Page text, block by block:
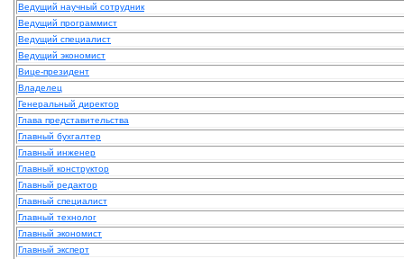
Ведущий научный сотрудник
Ведущий программист
Ведущий специалист
Ведущий экономист
Вице-президент
Владелец
Генеральный директор
Глава представительства
Главный бухгалтер
Главный инженер
Главный конструктор
Главный редактор
Главный специалист
Главный технолог
Главный экономист
Главный эксперт